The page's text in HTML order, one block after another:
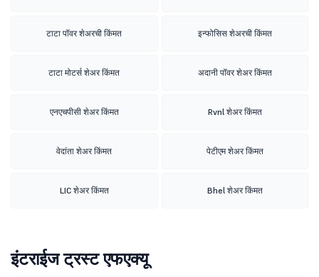
टाटा पॉवर शेअरची किंमत इन्फोसिस शेअरची किंमत
टाटा मोटर्स शेअर किंमत अदानी पॉवर शेअर किंमत
एनएचपीसी शेअर किंमत Rvnl शेअर किंमत
वेदांता शेअर किंमत पेटीएम शेअर किंमत
LIC शेअर किंमत Bhel शेअर किंमत
इंटराईज ट्रस्ट एफएक्यू